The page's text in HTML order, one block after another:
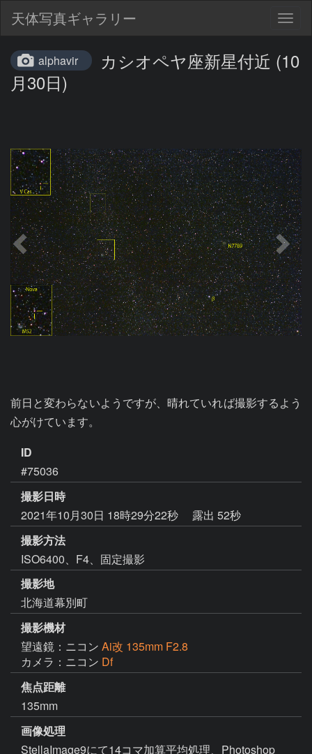
天体写真ギャラリー
alphavir
カシオペヤ座新星付近 (10
月30日)
前日と変わらないようですが、晴れていれば撮影するよう
心がけています。
ID
#75036
撮影日時
2021年10月30日 18時29分22秒
露出 52秒
撮影方法
ISO6400、F4、固定撮影
撮影地
北海道幕別町
撮影機材
望遠鏡：ニコン Ai改 135mm F2.8
カメラ：ニコン Df
焦点距離
135mm
画像処理
StellaImage9にて14コマ加算平均処理、Photoshop